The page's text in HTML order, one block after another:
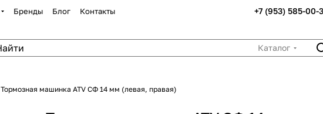
Бренды Блог Контакты +7 (953) 585-00-
Каталог
Тормозная машинка ATV СФ 14 мм (левая, правая)